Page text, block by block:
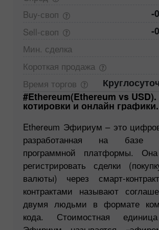
Buy-своп -
Sell-своп -
Мин. сделка
Короткая продажа
Время торгов
#Ethereum(Ethereum vs USD). Форекс
котировки и онлайн графики.
Ethereum Эфириум – это
разработанная на базе
программной платформы. Она
регистрировать сделки
валюты) через смарт-
контрактами называют
двумя людьми в формате
кода. Стоимостная